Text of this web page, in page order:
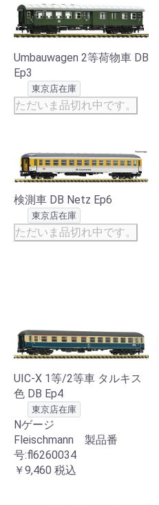
Umbauwagen 2等荷物車 DB
Ep3
東京店在庫
ただいま品切れ中です。
検測車 DB Netz Ep6
東京店在庫
ただいま品切れ中です。
UIC-X 1等/2等車 タルキス
色 DB Ep4
東京店在庫
Nゲージ
Fleischmann 製品番
号:fl6260034
￥9,460 税込